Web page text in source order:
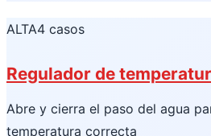
ALTA4 casos
Regulador de
Abre y cierra el paso del agua
temperatura correcta